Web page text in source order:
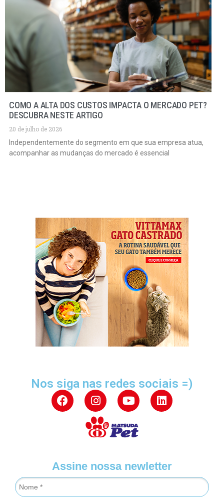
COMO A ALTA DOS CUSTOS IMPACTA O MERCADO PET?
DESCUBRA NESTE ARTIGO
20 de julho de 2026
Independentemente do segmento em que sua empresa atua,
acompanhar as mudanças do mercado é essencial
Nos siga nas redes sociais =)
Assine nossa newletter